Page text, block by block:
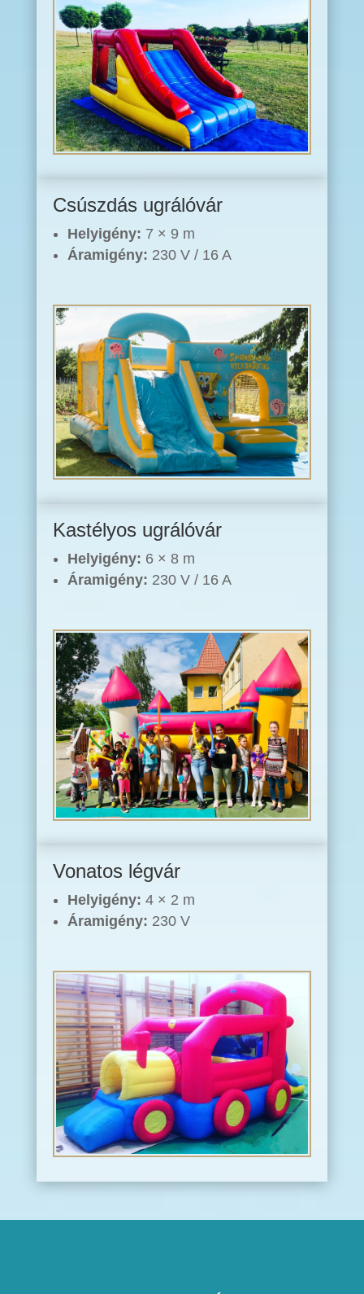
Csúszdás ugrálóvár
Helyigény: 7 × 9 m
Áramigény: 230 V / 16 A
Kastélyos ugrálóvár
Helyigény: 6 × 8 m
Áramigény: 230 V / 16 A
Vonatos légvár
Helyigény: 4 × 2 m
Áramigény: 230 V